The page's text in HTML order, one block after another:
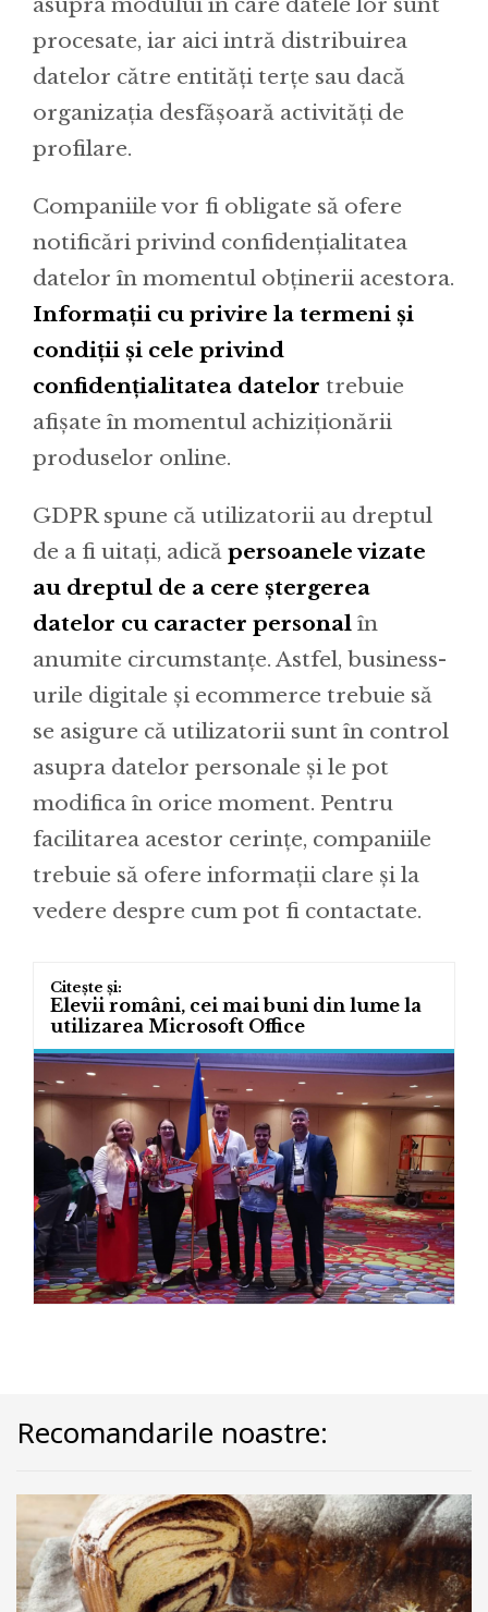
procesate, iar aici intră distribuirea
datelor către entități terțe sau dacă
organizația desfășoară activități de
profilare.
Companiile vor fi obligate să ofere
notificări privind confidențialitatea
datelor în momentul obținerii acestora.
Informații cu privire la termeni și
condiții și cele privind
confidențialitatea datelor trebuie
afișate în momentul achiziționării
produselor online.
GDPR spune că utilizatorii au dreptul
de a fi uitați, adică persoanele vizate
au dreptul de a cere ștergerea
datelor cu caracter personal în
anumite circumstanțe. Astfel, business-
urile digitale și ecommerce trebuie să
se asigure că utilizatorii sunt în control
asupra datelor personale și le pot
modifica în orice moment. Pentru
facilitarea acestor cerințe, companiile
trebuie să ofere informații clare și la
vedere despre cum pot fi contactate.
Elevii români, cei mai buni din lume la
utilizarea Microsoft Office
Recomandarile noastre: